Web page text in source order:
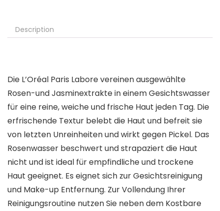
Description
Die L’Oréal Paris Labore vereinen ausgewählte
Rosen-und Jasminextrakte in einem Gesichtswasser
für eine reine, weiche und frische Haut jeden Tag. Die
erfrischende Textur belebt die Haut und befreit sie
von letzten Unreinheiten und wirkt gegen Pickel. Das
Rosenwasser beschwert und strapaziert die Haut
nicht und ist ideal für empfindliche und trockene
Haut geeignet. Es eignet sich zur Gesichtsreinigung
und Make-up Entfernung. Zur Vollendung Ihrer
Reinigungsroutine nutzen Sie neben dem Kostbare